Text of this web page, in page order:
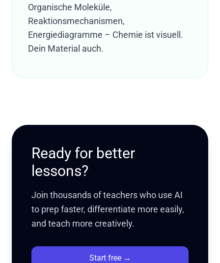
Organische Moleküle,
Reaktionsmechanismen,
Energiediagramme – Chemie ist visuell.
Dein Material auch.
Ready for better
lessons?
Join thousands of teachers who use AI
to prep faster, differentiate more easily,
and teach more creatively.
Start free→